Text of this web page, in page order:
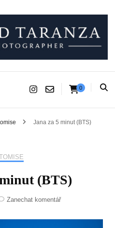
0
Jana za 5 minut (BTS)
(BTS)
Zanechat komentářna
za